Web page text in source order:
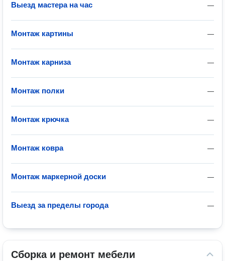
—
Выезд мастера на час
—
Монтаж картины
—
Монтаж карниза
—
Монтаж полки
—
Монтаж крючка
—
Монтаж ковра
—
Монтаж маркерной доски
—
Выезд за пределы города
Сборка и ремонт мебели